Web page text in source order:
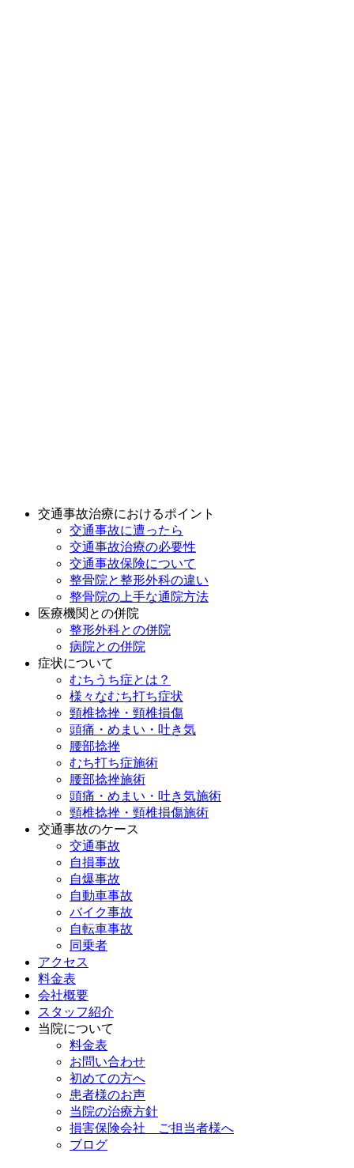
交通事故治療におけるポイント
交通事故に遭ったら
交通事故治療の必要性
交通事故保険について
整骨院と整形外科の違い
整骨院の上手な通院方法
医療機関との併院
整形外科との併院
病院との併院
症状について
むちうち症とは？
様々なむち打ち症状
頸椎捻挫・頸椎損傷
頭痛・めまい・吐き気
腰部捻挫
むち打ち症施術
腰部捻挫施術
頭痛・めまい・吐き気施術
頸椎捻挫・頸椎損傷施術
交通事故のケース
交通事故
自損事故
自爆事故
自動車事故
バイク事故
自転車事故
同乗者
アクセス
料金表
会社概要
スタッフ紹介
当院について
料金表
お問い合わせ
初めての方へ
患者様のお声
当院の治療方針
損害保険会社 ご担当者様へ
ブログ